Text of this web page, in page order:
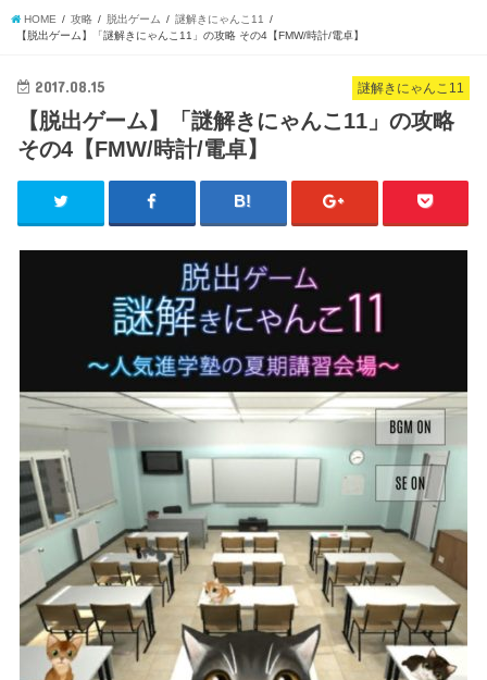
HOME 攻略 脱出ゲーム
謎解きにゃんこ11
【脱出ゲーム】「謎解きにゃんこ11」の攻略 その4【FMW/時計/電卓】
謎解きにゃんこ11
2017.08.15
【脱出ゲーム】「謎解きにゃんこ11」の攻略
その4【FMW/時計/電卓】